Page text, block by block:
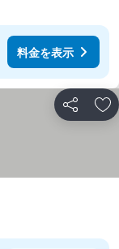
料金を表示
シェア お